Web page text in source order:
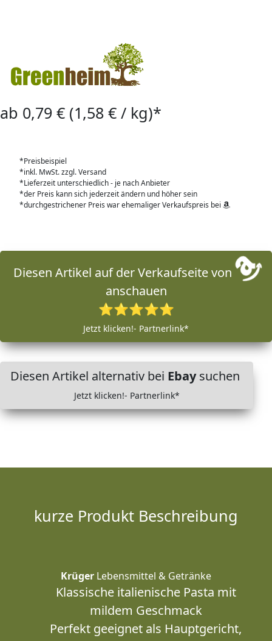
ab 0,79 € (1,58 € / kg)*
*Preisbeispiel
*inkl. MwSt. zzgl. Versand
*Lieferzeit unterschiedlich - je nach Anbieter
*der Preis kann sich jederzeit ändern und höher sein
*durchgestrichener Preis war ehemaliger Verkaufspreis bei
Diesen Artikel auf der Verkaufseite von
anschauen
⭐⭐⭐⭐⭐
Jetzt klicken!- Partnerlink*
Diesen Artikel alternativ bei Ebaysuchen
Jetzt klicken!- Partnerlink*
kurze Produkt Beschreibung
Krüger Lebensmittel & Getränke
Klassische italienische Pasta mit
mildem Geschmack
Perfekt geeignet als Hauptgericht,